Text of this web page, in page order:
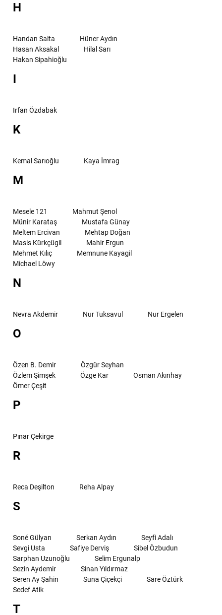
H
Handan Salta
Hüner Aydın
Hasan Aksakal
Hilal Sarı
Hakan Sipahioğlu
I
Irfan Özdabak
K
Kemal Sarıoğlu Kaya İmrag
M
Mesele 121
Mahmut Şenol
Münir Karataş
Mustafa Günay
Meltem Ercivan
Mehtap Doğan
Masis Kürkçügil
Mahir Ergun
Mehmet Kılıç
Memnune Kayagil
Michael Löwy
N
Nevra Akdemir Nur Tuksavul Nur Ergelen
O
Özen B. Demir
Özgür Seyhan
Özlem Şimşek
Özge Kar
Osman Akınhay
Ömer Çeşit
P
Pınar Çekirge
R
Reca Deşilton Reha Alpay
S
Soné Gülyan Serkan Aydın
Seyfi Adalı
Sevgi Usta
Safiye Derviş
Sibel Özbudun
Sarphan Uzunoğlu
Selim Ergunalp
Sezin Aydemir
Sinan Yıldırmaz
Seren Ay Şahin
Suna Çiçekçi
Sare Öztürk
Sedef Atik
T